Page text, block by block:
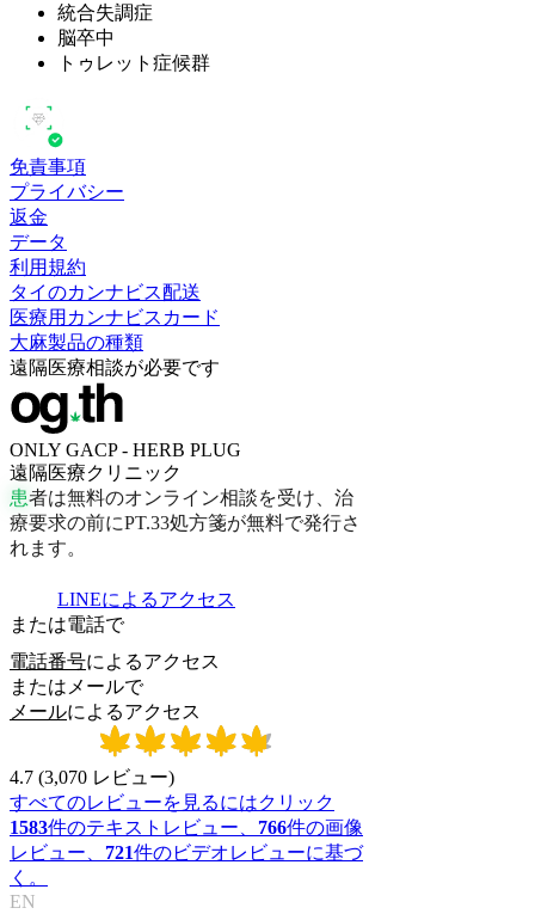
統合失調症
脳卒中
トゥレット症候群
免責事項
プライバシー
返金
データ
利用規約
タイのカンナビス配送
医療用カンナビスカード
大麻製品の種類
遠隔医療相談が必要です
ONLY GACP - HERB PLUG
遠隔医療クリニック
患者は無料のオンライ ン相談を受け
治
療要求の前にPT.33処方箋が無料で発行さ
れま す。
LINEによるアクセス
または電話で
電話番号によるアクセス
またはメールで
メールによるアクセス
4.7 (3,070 レビュー)
すべてのレビューを見るにはクリック
1583件のテキストレビュー、 766件の画像
レビュー、 721件のビデオレビューに基づ
く。
EN